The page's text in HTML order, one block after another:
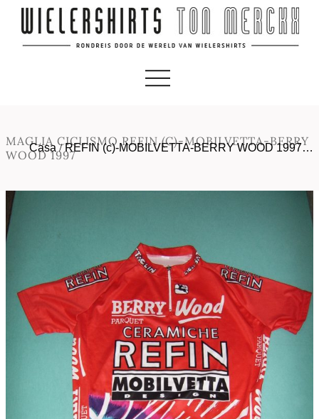
MAGLIA CICLISMO REFIN (C)-MOBILVETTA-BERRY
WOOD 1997
Casa/REFIN (c)-MOBILVETTA-BERRY WOOD 1997…